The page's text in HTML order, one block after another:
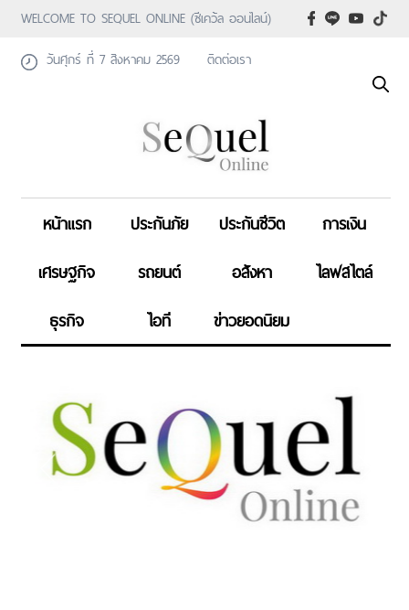
WELCOME TO SEQUEL ONLINE (ซีเคว้ล ออนไลน์)
วันศุกร์ ที่ 7 สิงหาคม 2569
ติดต่อเรา
หน้าแรก ประกันภัย ประกันชีวิต
การเงิน
เศรษฐกิจ
รถยนต์ อสังหา
ไลฟสไตล์
ธุรกิจ
ไอที ข่าวยอดนิยม